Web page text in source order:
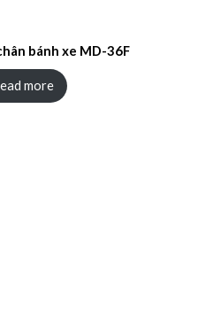
bánh xe MD-36F
more